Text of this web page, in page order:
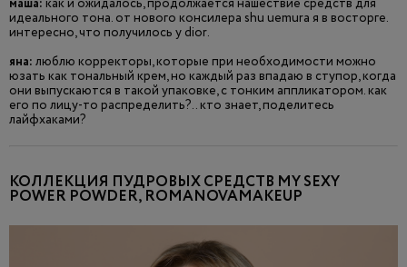
идеального тона. от нового консилера shu uemura я в восторге.
интересно, что получилось у dior.
яна: люблю корректоры, которые при необходимости можно
юзать как тональный крем, но каждый раз впадаю в ступор, когда
они выпускаются в такой упаковке, с тонким аппликатором. как
его по лицу-то распределить?.. кто знает, поделитесь
лайфхаками?
КОЛЛЕКЦИЯ ПУДРОВЫХ СРЕДСТВ MY SEXY
POWER POWDER, ROMANOVAMAKEUP